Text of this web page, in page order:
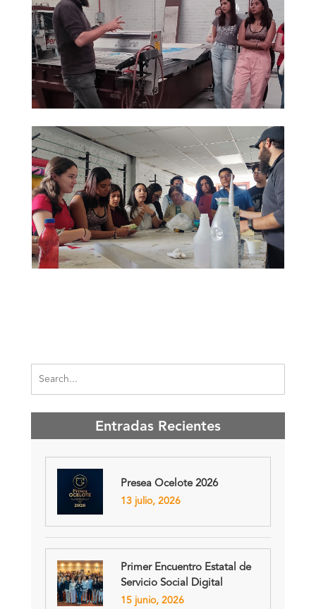
Entradas Recientes
Presea Ocelote 2026
13 julio, 2026
Primer Encuentro Estatal de
Servicio Social Digital
15 junio, 2026